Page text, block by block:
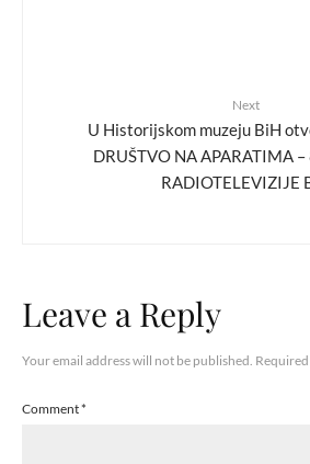
Next
U Historijskom muzeju BiH
DRUŠTVO NA APARATIMA
RADIOTELEVIZIJE
Leave a Reply
Your email address will not be published.
Comment*